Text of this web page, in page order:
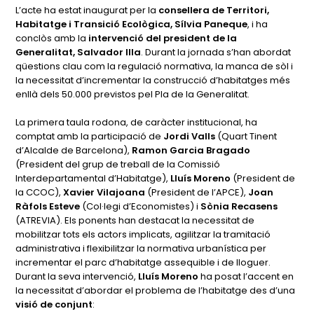
L’acte ha estat inaugurat per la consellera de Territori,
Habitatge i Transició Ecològica, Sílvia Paneque, i ha
conclòs amb la intervenció del president de la
Generalitat, Salvador Illa. Durant la jornada s’han abordat
qüestions clau com la regulació normativa, la manca de sòl i
la necessitat d’incrementar la construcció d’habitatges més
enllà dels 50.000 previstos pel Pla de la Generalitat.
La primera taula rodona, de caràcter institucional, ha
comptat amb la participació de Jordi Valls (Quart Tinent
d’Alcalde de Barcelona), Ramon Garcia Bragado
(President del grup de treball de la Comissió
Interdepartamental d’Habitatge), Lluís Moreno (President de
la CCOC),Xavier Vilajoana (President de l’APCE), Joan
Ràfols Esteve (Col·legi d’Economistes) i Sònia Recasens
(ATREVIA). Els ponents han destacat la necessitat de
mobilitzar tots els actors implicats, agilitzar la tramitació
administrativa i flexibilitzar la normativa urbanística per
incrementar el parc d’habitatge assequible i de lloguer.
Durant la seva intervenció, Lluís Moreno ha posat l’accent en
la necessitat d’abordar el problema de l’habitatge des d’una
visió de conjunt: